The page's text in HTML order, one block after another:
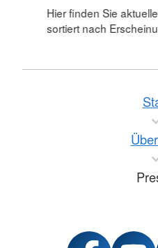
Hier finden Sie
sortiert nach